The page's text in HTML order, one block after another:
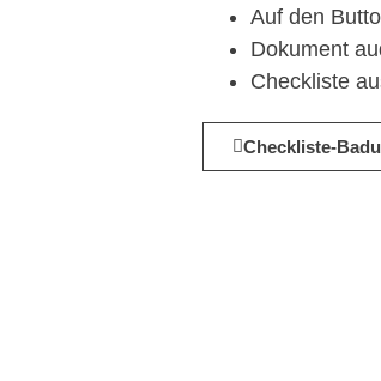
Auf den
Dokument
Checkliste
Checkliste-